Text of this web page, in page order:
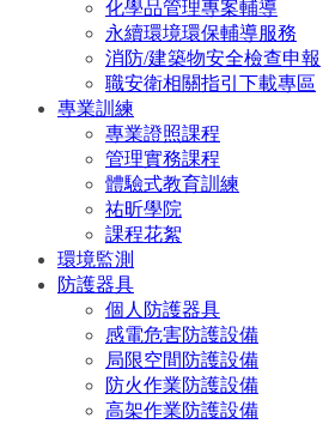
化學品管理專案輔導
永續環境環保輔導服務
消防/建築物安全檢查申報
職安衛相關指引下載專區
專業訓練
專業證照課程
管理實務課程
體驗式教育訓練
祐昕學院
課程花絮
環境監測
防護器具
個人防護器具
感電危害防護設備
局限空間防護設備
防火作業防護設備
高架作業防護設備